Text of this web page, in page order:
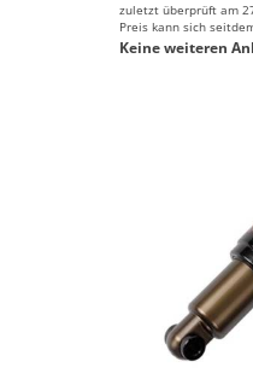
zuletzt überprüft am
Preis kann sich
Keine weiteren